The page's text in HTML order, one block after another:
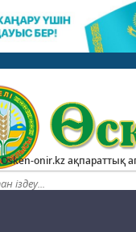
Osken-onir.kz ақпараттық